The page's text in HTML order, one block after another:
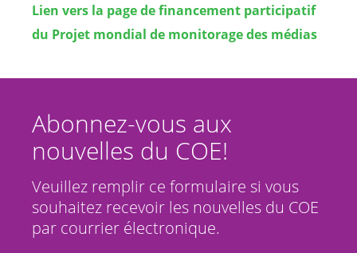
Lien vers la page de financement participatif
du Projet mondial de monitorage des médias
Abonnez-vous aux
nouvelles du COE!
Veuillez remplir ce formulaire si vous
souhaitez recevoir les nouvelles du COE
par courrier électronique.